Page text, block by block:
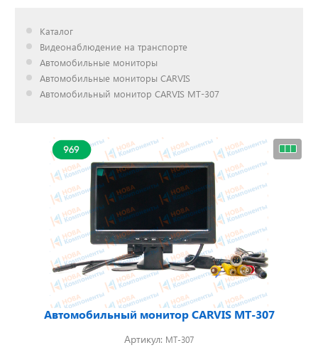
наш счет!
с нами выгодно
склад
г. Нижний Новгород
Акции. Скидки.
Спецпредложения.
Узнать подробнее...
вопросы
Каталог
Видеонаблюдение на транспорте
Автомобильные мониторы
Автомобильные мониторы CARVIS
Автомобильный монитор CARVIS MT-307
Автомобильный монитор CARVIS MT-307
Артикул: MT-307